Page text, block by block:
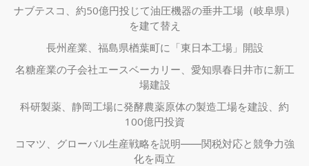
ナブテスコ、約50億円投じて油圧機器の垂井工場（岐阜県）
を建て替え
長州産業、福島県楢葉町に「東日本工場」開設
名糖産業の子会社エースベーカリー、愛知県春日井市に新工
場建設
科研製薬、静岡工場に発酵農薬原体の製造工場を建設、約
100億円投資
コマツ、グローバル生産戦略を説明――関税対応と競争力強
化を両立